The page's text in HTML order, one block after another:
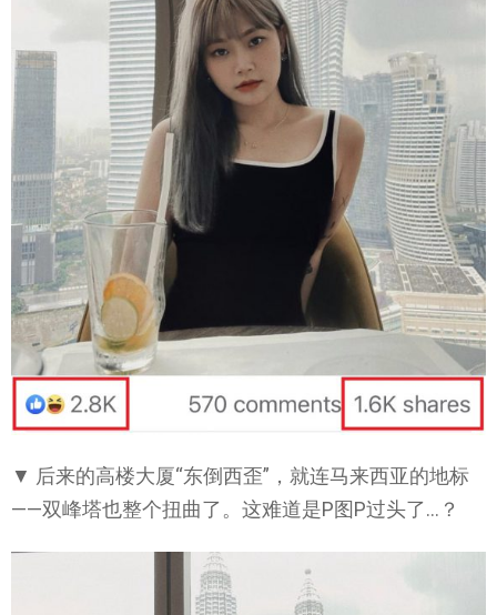
▼ 后来的高楼大厦“东倒西歪”，就连马来西亚的地标
——双峰塔也整个扭曲了。这难道是P图P过头了…？